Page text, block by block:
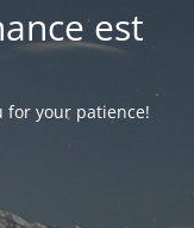
est
for your patience!